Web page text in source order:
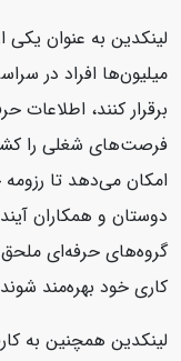
لینکدین به عنوان یکی
میلیون‌ها افراد در
برقرار کنند، اطلاعات
فرصت‌های شغلی را کشف
امکان می‌دهد تا رزومه
دوستان و همکاران
گروه‌های حرفه‌ای ملحق
کاری خود بهره‌مند شوند.
لینکدین همچنین به